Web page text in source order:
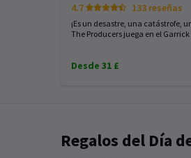
4.7 133 reseñas
¡Es un desastre, una catástrofe,
The Producers juega en el
Desde 31 £
Regalos del Día